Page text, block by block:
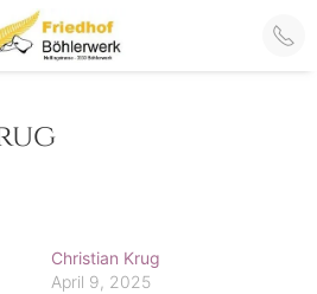
Friedhof
Christian Krug
April 9, 2025